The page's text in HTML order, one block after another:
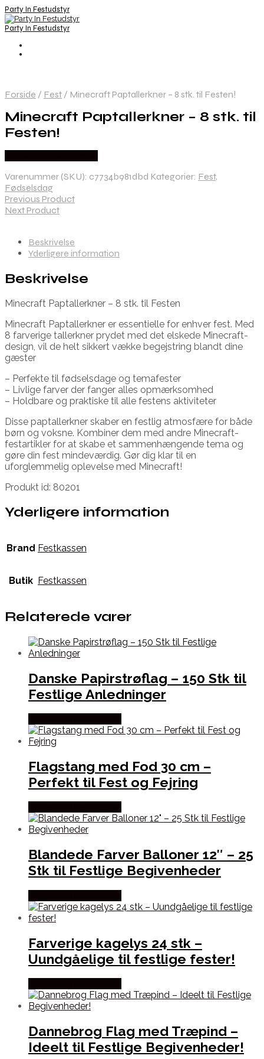
Party In Festudstyr
Party In Festudstyr
Forside / Fest / Minecraft Paptallerkner – 8 stk. til Festen!
Minecraft Paptallerkner – 8 stk. til
Festen!
Varenummer (SKU): c7734b981dbd Kategorier: Fest,
Fødselsdag
Previous Product
Next Product
Beskrivelse
Yderligere information
Beskrivelse
Minecraft Paptallerkner – 8 stk. til Festen
Minecraft Paptallerkner er essentielle for enhver fest. Med
8 farverige tallerkner prydet med det elskede Minecraft-
design, vil de helt sikkert vække begejstring blandt dine
gæster
– Perfekte til fødselsdage og temafester
– Livlige farver der fanger alles opmærksomhed
– Holdbare og praktiske til alle festens aktiviteter
Disse paptallerkner skaber en festlig atmosfære for både
børn og voksne. Kombiner dem med andre Minecraft-
festartikler for at skabe et sammenhængende tema og
gøre din fest mindeværdig. Gør dig klar til en
uforglemmelig oplevelse med Minecraft!
Produkt id: 80201
Yderligere information
Brand Festkassen
Butik Festkassen
Relaterede varer
Danske Papirstrøflag – 150 Stk til
Festlige Anledninger
Flagstang med Fod 30 cm –
Perfekt til Fest og Fejring
Blandede Farver Balloner 12″ – 25
Stk til Festlige Begivenheder
Farverige kagelys 24 stk –
Uundgåelige til festlige fester!
Dannebrog Flag med Træpind –
Ideelt til Festlige Begivenheder!